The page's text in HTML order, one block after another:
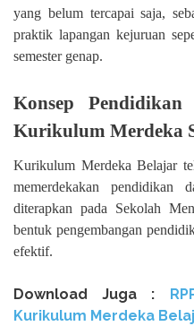
yang belum tercapai saja,
praktik lapangan kejuruan
semester genap.
Konsep
Kurikulum Merdeka
Kurikulum Merdeka Belajar
memerdekakan
diterapkan pada Sekolah
bentuk pengembangan
efektif.
Download Juga :
Kurikulum Merdeka